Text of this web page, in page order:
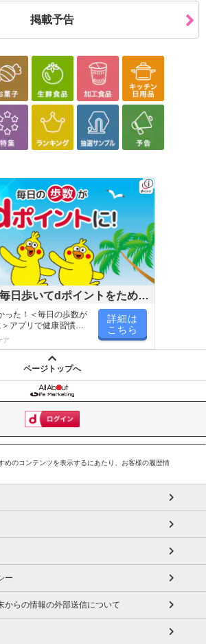
掲載予告
毎日歩いてdポイントをためよ
った！＜毎日の歩数が
アプリで健康習慣が
ア
詳細は
こちら
ページトップへ
めのコンテンツを表示するにあたり、お客様の履歴情
ー
からの情報の外部送信について